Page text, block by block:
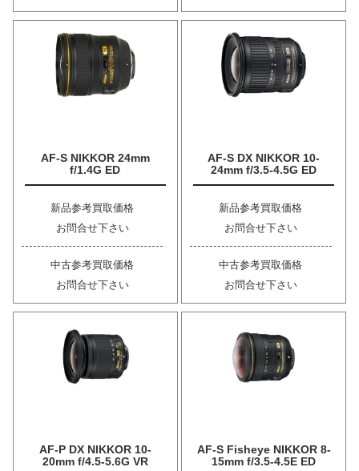
AF-S NIKKOR 24mm
f/1.4G ED
新品参考買取価格
お問合せ下さい
中古参考買取価格
お問合せ下さい
AF-S DX NIKKOR 10-
24mm f/3.5-4.5G ED
新品参考買取価格
お問合せ下さい
中古参考買取価格
お問合せ下さい
AF-P DX NIKKOR 10-
20mm f/4.5-5.6G VR
AF-S Fisheye NIKKOR 8-
15mm f/3.5-4.5E ED